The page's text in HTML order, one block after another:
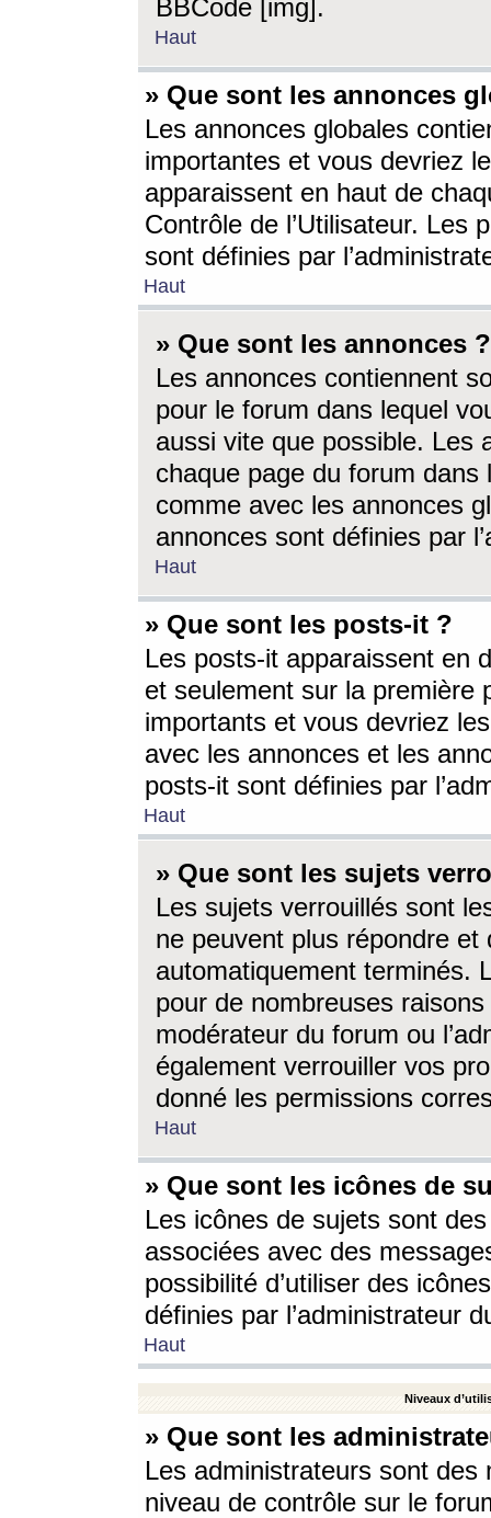
BBCode [img].
Haut
» Que sont les annonces
Les annonces globales
importantes et vous devriez
apparaissent en haut de
Contrôle de l’Utilisateur. Les
sont définies par
Haut
» Que sont les annonces ?
Les annonces contiennent
pour le forum dans lequel
aussi vite que possible. Les
chaque page du forum dans
comme avec les annonces
annonces sont définies par
Haut
» Que sont les posts-it ?
Les posts-it apparaissent en
et seulement sur la première
importants et vous devriez
avec les annonces et les
posts-it sont définies par
Haut
» Que sont les sujets
Les sujets verrouillés sont
ne peuvent plus répondre
automatiquement terminés.
pour de nombreuses
modérateur du forum ou
également verrouiller vos
donné les permissions
Haut
» Que sont les icônes de
Les icônes de sujets sont
associées avec des
possibilité d’utiliser des
définies par l’administrateur
Haut
Niveaux
» Que sont les
Les administrateurs sont
niveau de contrôle sur le